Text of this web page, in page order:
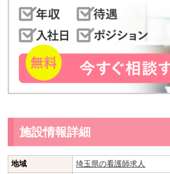
施設情報詳細
地域
埼玉県の看護師求人